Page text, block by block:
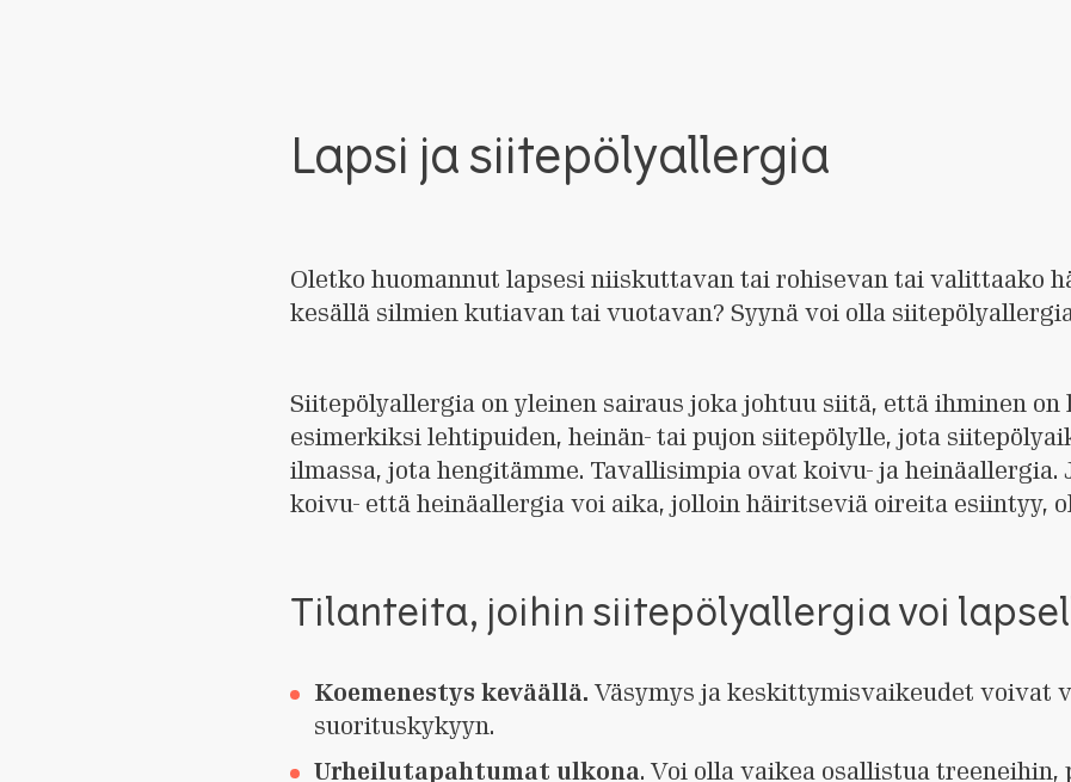
Lapsi ja siitepölyallergia
Oletko huomannut lapsesi niiskuttavan tai rohisevan tai valittaako
kesällä silmien kutiavan tai vuotavan? Syynä voi olla
Siitepölyallergia on yleinen sairaus joka johtuu siitä, että ihminen
esimerkiksi lehtipuiden, heinän- tai pujon siitepölylle, jota
ilmassa, jota hengitämme. Tavallisimpia ovat koivu- ja heinäallergia.
koivu- että heinäallergia voi aika, jolloin häiritseviä oireita esiintyy,
Tilanteita, joihin siitepölyallergia voi
Koemenestys keväällä. Väsymys ja keskittymisvaikeudet voivat
suorituskykyyn.
Urheilutapahtumat ulkona. Voi olla vaikea osallistua treeneihin,